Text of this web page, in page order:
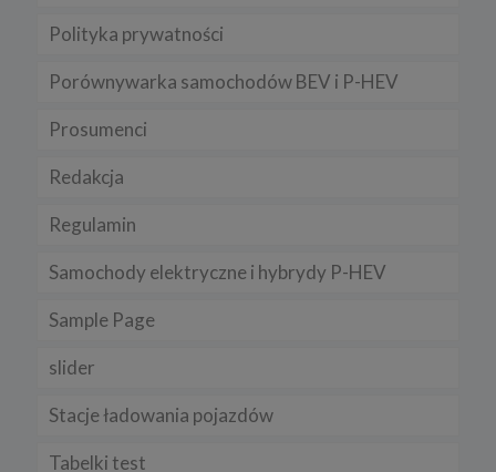
Polityka prywatności
Porównywarka samochodów BEV i P-HEV
Prosumenci
Redakcja
Regulamin
Samochody elektryczne i hybrydy P-HEV
Sample Page
slider
Stacje ładowania pojazdów
Tabelki test